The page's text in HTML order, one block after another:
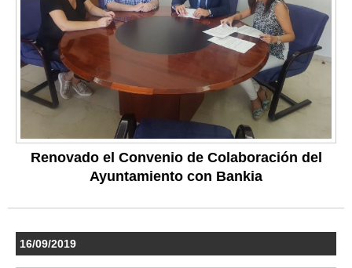
Renovado el Convenio de Colaboración del
Ayuntamiento con Bankia
16/09/2019